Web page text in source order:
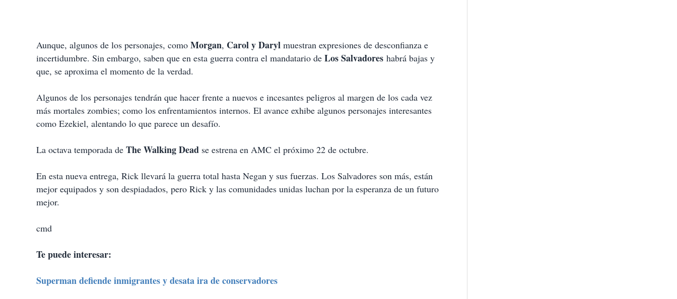
Aunque, algunos de los personajes, como Morgan, Carol y Daryl muestran expresiones de desconfianza e
incertidumbre. Sin embargo, saben que en esta guerra contra el mandatario de Los Salvadores habrá bajas y
que, se aproxima el momento de la verdad.
Algunos de los personajes tendrán que hacer frente a nuevos e incesantes peligros al margen de los cada vez
más mortales zombies; como los enfrentamientos internos. El avance exhibe algunos personajes interesantes
como Ezekiel, alentando lo que parece un desafío.
La octava temporada de The Walking Dead se estrena en AMC el próximo 22 de octubre.
En esta nueva entrega, Rick llevará la guerra total hasta Negan y sus fuerzas. Los Salvadores son más, están
mejor equipados y son despiadados, pero Rick y las comunidades unidas luchan por la esperanza de un futuro
mejor.
cmd
Te puede interesar:
Superman defiende inmigrantes y desata ira de conservadores